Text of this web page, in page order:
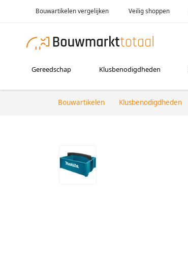
Bouwartikelen vergelijken Veilig shoppen
Gereedschap Klusbenodigdheden
Bouwartikelen Klusbenodigdheden